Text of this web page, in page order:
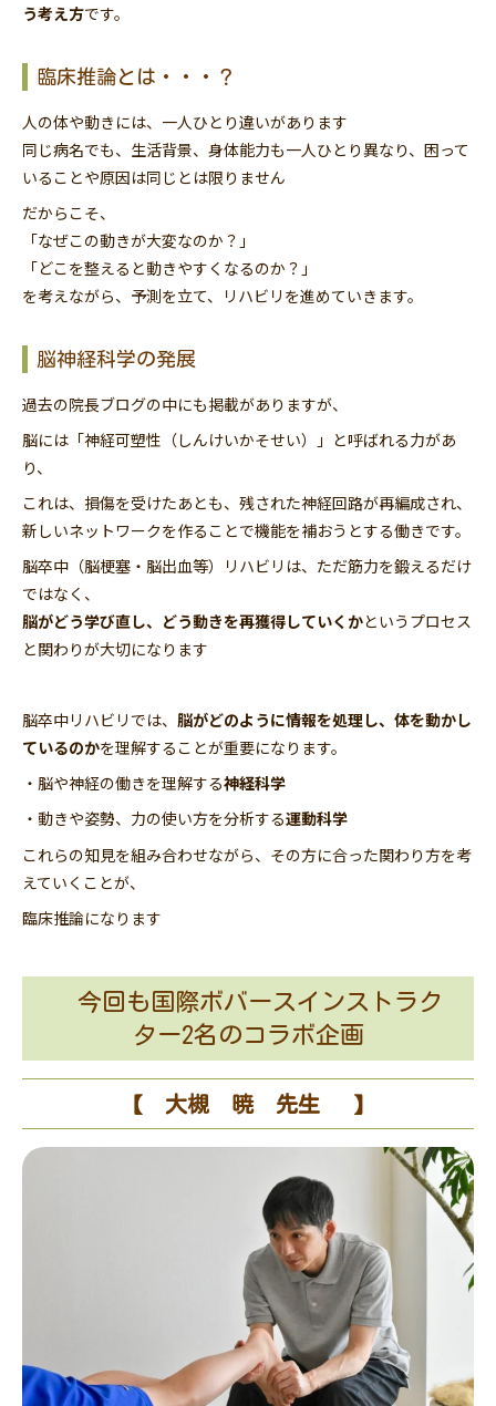
う考え方です。
臨床推論とは・・・？
人の体や動きには、一人ひとり違いがあります
同じ病名でも、生活背景、身体能力も一人ひとり異なり、困って
いることや原因は同じとは限りません
だからこそ、
「なぜこの動きが大変なのか？」
「どこを整えると動きやすくなるのか？」
を考えながら、予測を立て、リハビリを進めていきます。
脳神経科学の発展
過去の院長ブログの中にも掲載がありますが、
脳には「神経可塑性（しんけいかそせい）」と呼ばれる力があ
り、
これは、損傷を受けたあとも、残された神経回路が再編成され、
新しいネットワークを作ることで機能を補おうとする働きです。
脳卒中（脳梗塞・脳出血等）リハビリは、ただ筋力を鍛えるだけ
ではなく、
脳がどう学び直し、どう動きを再獲得していくかというプロセス
と関わりが大切になります
脳卒中リハビリでは、 脳がどのように情報を処理し、体を動かし
ているのかを理解することが重要になります。
・脳や神経の働きを理解する神経科学
・動きや姿勢、力の使い方を分析する運動科学
これらの知見を組み合わせながら、その方に合った関わり方を考
えていくことが、
臨床推論になります
今回も国際ボバースインストラク
ター2名のコラボ企画
【 大槻 暁 先生 】